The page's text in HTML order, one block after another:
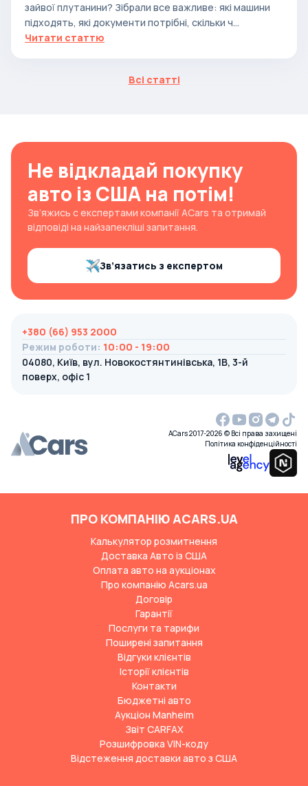
зайвої плутанини? Зібрали все важливе: які машини
підходять, які документи потрібні, скільки ч...
Читати статтю
Всі статті
Не відкладай покупку
авто із США на потім!
Зв’яжись с експертами компанії ACars та отримай
відповіді на найзапекліші запитання.
Зв’язатись з експертом
+380 (66) 953 2000
Режим роботи: 10:00 - 19:00
04080, Київ, вул. Новокостянтинівська, 1В, 3-й
поверх, офіс 1
ACars 2017-2026 © Всі права захищені
Політика конфіденційності
ПРО КОМПАНІЮ ACARS.UA
Калькулятор розмитнення
Доставка Авто із США
Оплата авто на аукціонах
Про компанію Acars.ua
Договір
Гарантії
Послуги та тарифи
Поширені запитання
Відгуки клієнтів
Історії клієнтів
Контакти
Бюджетні авто
Аукціон Manheim
Звіт CARFAX
Розшифровка VIN-коду
Відстеження доставки авто з США